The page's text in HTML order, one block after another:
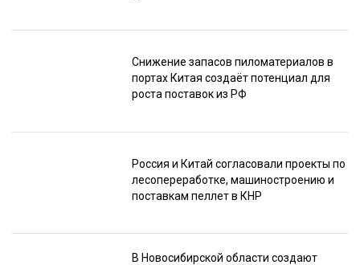
Снижение запасов пиломатериалов в
портах Китая создаёт потенциал для
роста поставок из РФ
Россия и Китай согласовали проекты по
лесопереработке, машиностроению и
поставкам пеллет в КНР
В Новосибирской области создают